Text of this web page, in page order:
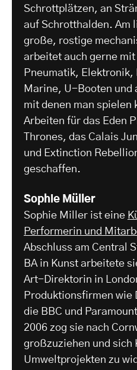
Schrottplätzen, an
auf Schrotthalden. Am
große, rostige
arbeitet auch gerne
Pneumatik,
Marine, U-Booten und
mit denen man spielen
Arbeiten für das Eden
Thrones, das Calais
und Extinction
geschaffen.
Sophie Müller
Sophie Miller ist eine
Performerin und
Abschluss am Central
BA in Kunst arbeitete
Art-Direktorin in
Produktionsfirmen wie
die BBC und
2006 zog sie nach
großzuziehen und sich
Umweltprojekten zu